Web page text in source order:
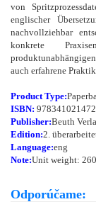
von
englischer
nachvollziehbar
konkrete
auch erfahrene
Product Type:
ISBN:
Publisher:Beuth
Edition:2.
Language:eng
Note:Unit weight:
Odporúčame: